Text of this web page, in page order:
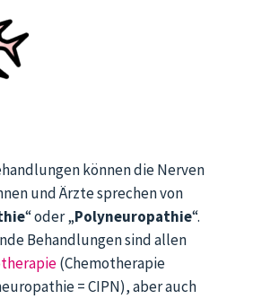
können die Nerven
und Ärzte sprechen von
“ oder „Polyneuropathie“.
Behandlungen sind allen
(Chemotherapie
= CIPN), aber auch